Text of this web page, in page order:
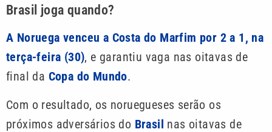
Brasil joga quando?
A Noruega venceu a Costa do Marfim por 2 a 1, na
terça-feira (30), e garantiu vaga nas oitavas de
final da Copa do Mundo.
Com o resultado, os noruegueses serão os
próximos adversários do Brasil nas oitavas de